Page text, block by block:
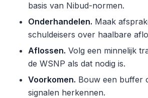
basis van Nibud-normen.
Onderhandelen. Maak
schuldeisers over haalbare
Aflossen. Volg een minnelijk
de WSNP als dat nodig is.
Voorkomen. Bouw een buffer
signalen herkennen.